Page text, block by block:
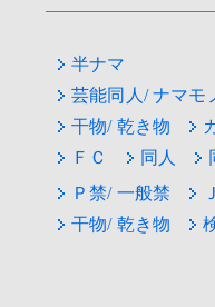
半ナマ
芸能同人/ ナマモ
干物/ 乾き物
ＦＣ
同人
Ｐ禁/ 一般禁
干物/ 乾き物